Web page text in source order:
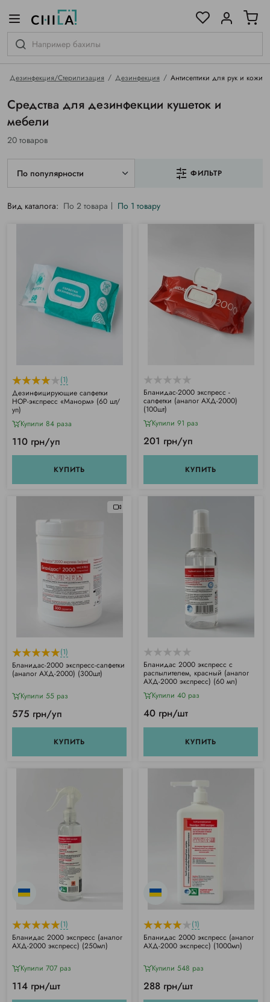
Дезинфекция/Стерилизация Дезинфекция Антисептики для рук и кожи
Средства для дезинфекции кушеток и
мебели
20 товаров
По популярности ФИЛЬТР
Вид каталога: По 2 товара По 1 товару
(1)
Дезинфицирующие салфетки
НОР-экспресс «Манорм» (60 шт/
уп)
Купили 84 раза
110 грн/уп
КУПИТЬ
Бланидас-2000 экспресс -
салфетки (аналог АХД-2000)
(100шт)
Купили 91 раз
201 грн/уп
КУПИТЬ
(1)
Бланидас-2000 экспресс-салфетки
(аналог АХД-2000) (300шт)
Купили 55 раз
575 грн/уп
КУПИТЬ
Бланидас 2000 экспресс с
распылителем, красный (аналог
АХД-2000 экспресс) (60 мл)
Купили 40 раз
40 грн/шт
КУПИТЬ
(1)
Бланидас 2000 экспресс (аналог
АХД-2000 экспресс) (250мл)
Купили 707 раз
114 грн/шт
(1)
Бланидас 2000 экспресс (аналог
АХД-2000 экспресс) (1000мл)
Купили 548 раз
288 грн/шт
гамме